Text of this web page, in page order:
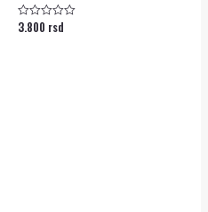
Ocenjeno
3.800 rsd